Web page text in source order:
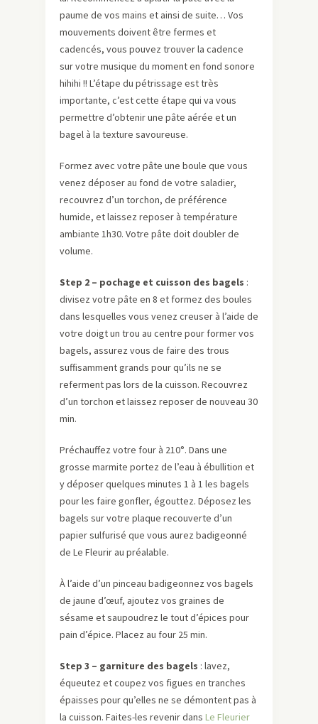
paume de vos mains et ainsi de suite… Vos
mouvements doivent être fermes et
cadencés, vous pouvez trouver la cadence
sur votre musique du moment en fond sonore
hihihi !! L’étape du pétrissage est très
importante, c’est cette étape qui va vous
permettre d’obtenir une pâte aérée et un
bagel à la texture savoureuse.
Formez avec votre pâte une boule que vous
venez déposer au fond de votre saladier,
recouvrez d’un torchon, de préférence
humide, et laissez reposer à température
ambiante 1h30. Votre pâte doit doubler de
volume.
Step 2 – pochage et cuisson des bagels :
divisez votre pâte en 8 et formez des boules
dans lesquelles vous venez creuser à l’aide de
votre doigt un trou au centre pour former vos
bagels, assurez vous de faire des trous
suffisamment grands pour qu’ils ne se
referment pas lors de la cuisson. Recouvrez
d’un torchon et laissez reposer de nouveau 30
min.
Préchauffez votre four à 210°. Dans une
grosse marmite portez de l’eau à ébullition et
y déposer quelques minutes 1 à 1 les bagels
pour les faire gonfler, égouttez. Déposez les
bagels sur votre plaque recouverte d’un
papier sulfurisé que vous aurez badigeonné
de Le Fleurir au préalable.
À l’aide d’un pinceau badigeonnez vos bagels
de jaune d’œuf, ajoutez vos graines de
sésame et saupoudrez le tout d’épices pour
pain d’épice. Placez au four 25 min.
Step 3 – garniture des bagels : lavez,
équeutez et coupez vos figues en tranches
épaisses pour qu’elles ne se démontent pas à
la cuisson. Faites-les revenir dans Le Fleurier